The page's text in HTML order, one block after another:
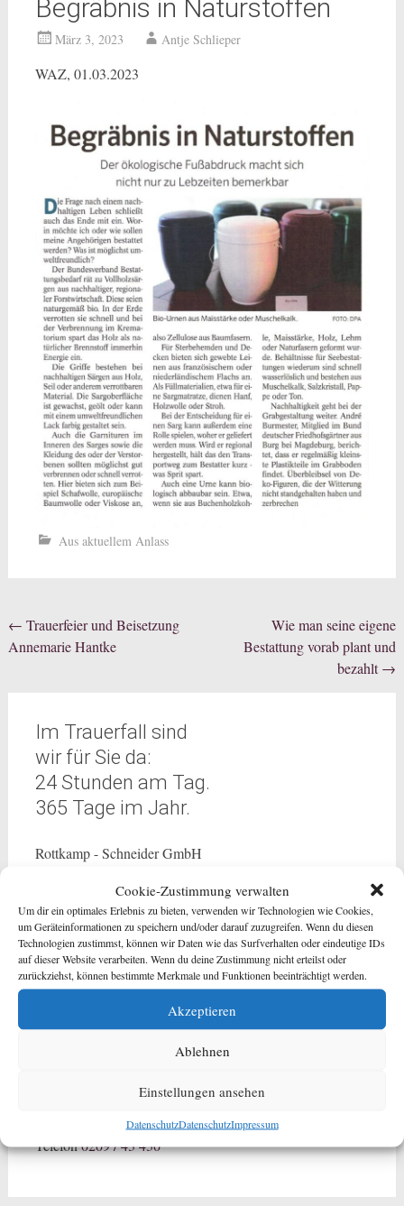
Cookie-Zustimmung verwalten
Um dir ein optimales Erlebnis zu bieten, verwenden wir Technologien wie Cookies,
um Geräteinformationen zu speichern und/oder darauf zuzugreifen. Wenn du diesen
Technologien zustimmst, können wir Daten wie das Surfverhalten oder eindeutige IDs
auf dieser Website verarbeiten. Wenn du deine Zustimmung nicht erteilst oder
zurückziehst, können bestimmte Merkmale und Funktionen beeinträchtigt werden.
Akzeptieren
Ablehnen
Einstellungen ansehen
DatenschutzDatenschutzImpressum
Begräbnis in Naturstoffen
März 3, 2023 Antje Schlieper
WAZ, 01.03.2023
Aus aktuellem Anlass
Beitragsnavigation
← Trauerfeier und Beisetzung
Annemarie Hantke
Wie man seine eigene
Bestattung vorab plant und
bezahlt→
Im Trauerfall sind
wir für Sie da:
24 Stunden am Tag.
365 Tage im Jahr.
Rottkamp - Schneider GmbH
info@rottkamp-schneider.de
Büro/Ausstellung Wanne-Eickel
Hauptstraße 49
44651 Wanne-Eickel
Telefon02325 / 375 111
vormals Bestattungshaus Backs+Förster
Telefon0209 / 43 430